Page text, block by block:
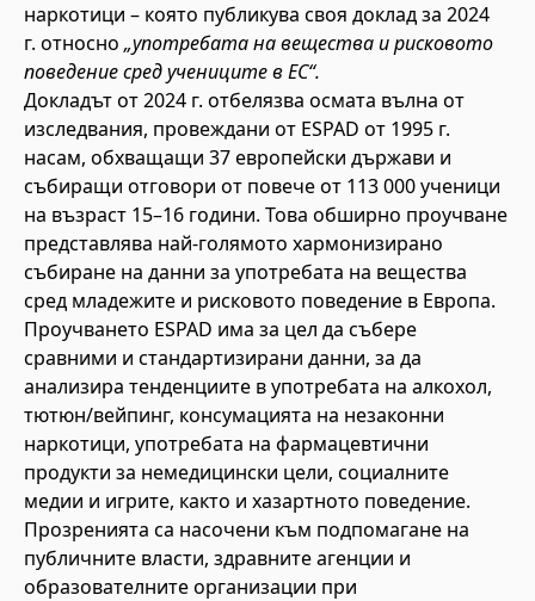
наркотици – която публикува своя доклад за 2024
г. относно „употребата на вещества и рисковото
поведение сред учениците в ЕС“.
Докладът от 2024 г. отбелязва осмата вълна от
изследвания, провеждани от ESPAD от 1995 г.
насам, обхващащи 37 европейски държави и
събиращи отговори от повече от 113 000 ученици
на възраст 15–16 години. Това обширно проучване
представлява най-голямото хармонизирано
събиране на данни за употребата на вещества
сред младежите и рисковото поведение в Европа.
Проучването ESPAD има за цел да събере
сравними и стандартизирани данни, за да
анализира тенденциите в употребата на алкохол,
тютюн/вейпинг, консумацията на незаконни
наркотици, употребата на фармацевтични
продукти за немедицински цели, социалните
медии и игрите, както и хазартното поведение.
Прозренията са насочени към подпомагане на
публичните власти, здравните агенции и
образователните организации при